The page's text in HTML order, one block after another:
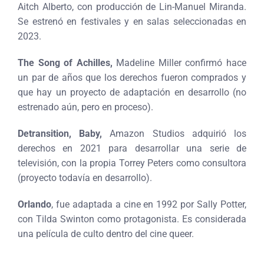
Aitch Alberto, con producción de Lin-Manuel Miranda.
Se estrenó en festivales y en salas seleccionadas en
2023.
The Song of Achilles, Madeline Miller confirmó hace
un par de años que los derechos fueron comprados y
que hay un proyecto de adaptación en desarrollo (no
estrenado aún, pero en proceso).
Detransition, Baby, Amazon Studios adquirió los
derechos en 2021 para desarrollar una serie de
televisión, con la propia Torrey Peters como consultora
(proyecto todavía en desarrollo).
Orlando, fue adaptada a cine en 1992 por Sally Potter,
con Tilda Swinton como protagonista. Es considerada
una película de culto dentro del cine queer.